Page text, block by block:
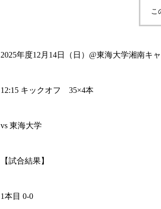
こ
2025年度12月14日（日）@東海大学湘南キ
12:15 キックオフ 35×4本
vs 東海大学
【試合結果】
1本目 0-0